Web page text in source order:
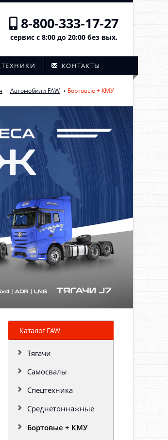
8-800-333-17-27
сервис с 8:00 до 20:00 без вых.
КОНТАКТЫ
Автомобили FAW Бортовые + КМУ
Каталог FAW
Тягачи
Самосвалы
Спецтехника
Среднетоннажные
Бортовые + КМУ